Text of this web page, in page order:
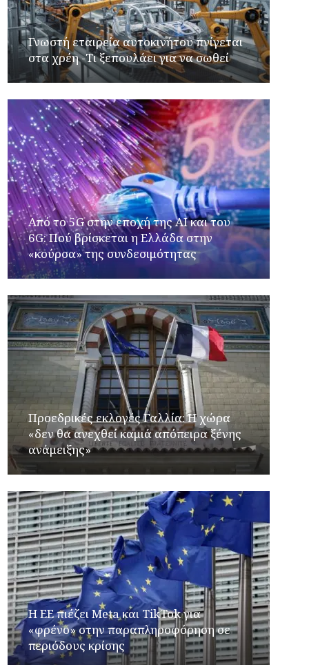
Γνωστή εταιρεία αυτοκινήτου πνίγεται
στα χρέη -Τι ξεπουλάει για να σωθεί
Από το 5G στην εποχή της AI και του
6G: Πού βρίσκεται η Ελλάδα στην
«κούρσα» της συνδεσιμότητας
Προεδρικές εκλογές Γαλλία: Η χώρα
«δεν θα ανεχθεί καμιά απόπειρα ξένης
ανάμειξης»
Η ΕΕ πιέζει Meta και TikTok για
«φρένο» στην παραπληροφόρηση σε
περιόδους κρίσης